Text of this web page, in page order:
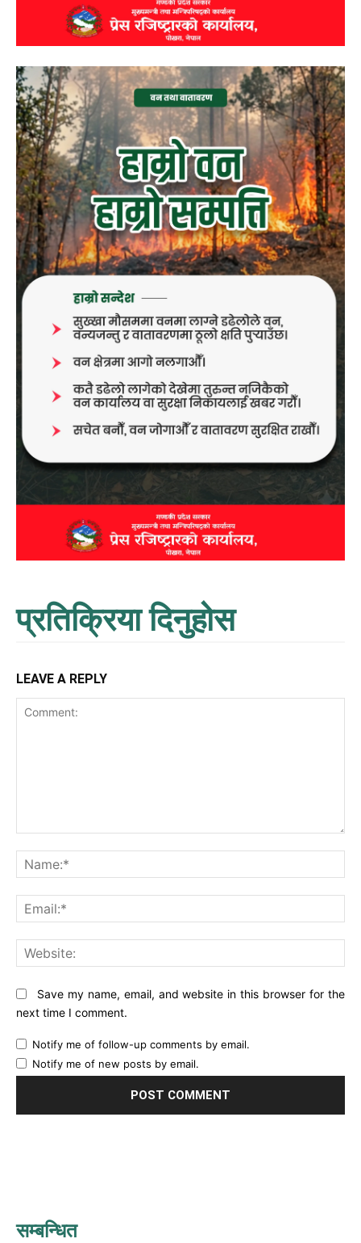
प्रतिक्रिया दिनुहोस
LEAVE A REPLY
Save my name, email, and website in this browser for the
next time I comment.
Notify me of follow-up comments by email.
Notify me of new posts by email.
सम्बन्धित